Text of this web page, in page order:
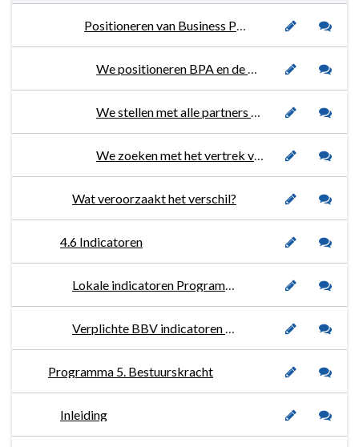
Positioneren van Business Park Aviolanda (BPA) en de Vliegbasis als topsector.
We positioneren BPA en de Vliegbasis als Maintenance Campus in de RVS/RIA.
We stellen met alle partners een Human Capital Agenda 2.0 op.
We zoeken met het vertrek van Fokker Elmo naar nieuwe innovatieve invullingen op BPA.
Wat veroorzaakt het verschil?
4.6 Indicatoren
Lokale indicatoren Programma 4. Economie
Verplichte BBV indicatoren Programma 4 Economie
Programma 5. Bestuurskracht
Inleiding